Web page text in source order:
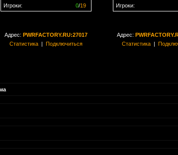
0/19
Игроки:
Игроки:
Адрес: PWRFACTORY.RU:27017
Статистика| Подключиться
Адрес:
Статистика|